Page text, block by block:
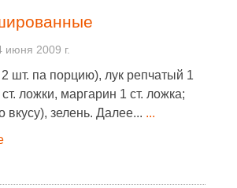
июня 2009 г.
шт. па порцию), лук репчатый 1
ложки, маргарин 1 ст. ложка;
вкусу), зелень. Далее... ...